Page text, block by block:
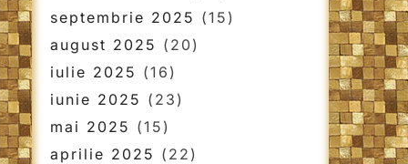
septembrie 2025 (15)
august 2025 (20)
iulie 2025 (16)
iunie 2025 (23)
mai 2025 (15)
aprilie 2025 (22)